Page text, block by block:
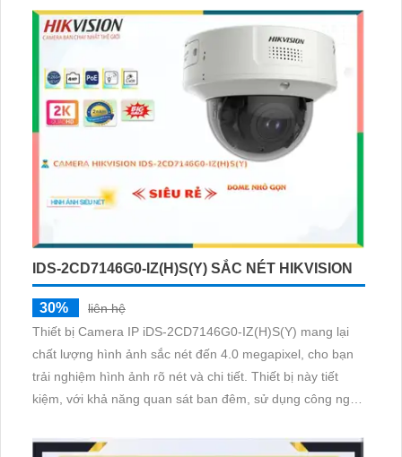
IDS-2CD7146G0-IZ(H)S(Y) SẮC NÉT HIKVISION
30%
liên hệ
Thiết bị Camera IP iDS-2CD7146G0-IZ(H)S(Y) mang lại
chất lượng hình ảnh sắc nét đến 4.0 megapixel, cho bạn
trải nghiệm hình ảnh rõ nét và chi tiết. Thiết bị này tiết
kiệm, với khả năng quan sát ban đêm, sử dụng công nghệ
giảm. Hồng ngoại Smart IR Camera giúp tối ưu hóa hình